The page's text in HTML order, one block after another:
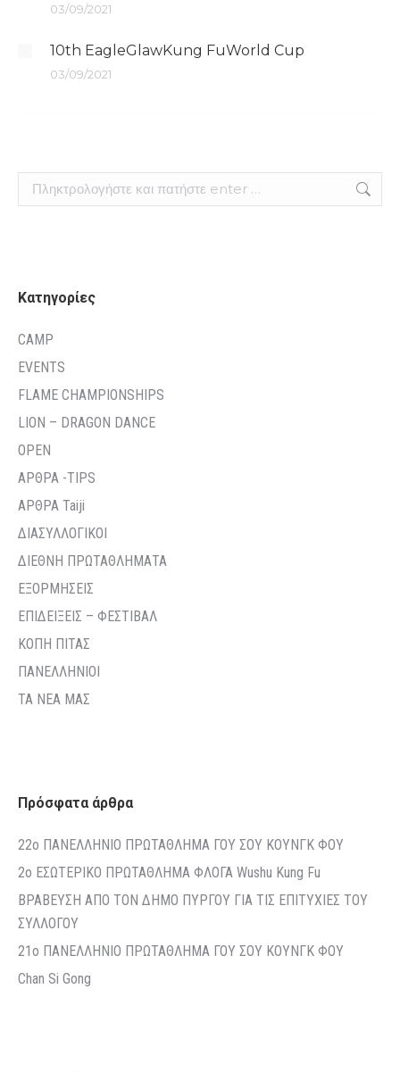
03/09/2021
10th EagleGlawKung FuWorld Cup
03/09/2021
Search:
Kατηγορίες
CAMP
EVENTS
FLAME CHAMPIONSHIPS
LION – DRAGON DANCE
OPEN
ΑΡΘΡΑ -TIPS
ΑΡΘΡΑ Taiji
ΔΙΑΣΥΛΛΟΓΙΚΟΙ
ΔΙΕΘΝΗ ΠΡΩΤΑΘΛΗΜΑΤΑ
ΕΞΟΡΜΗΣΕΙΣ
ΕΠΙΔΕΙΞΕΙΣ – ΦΕΣΤΙΒΑΛ
ΚΟΠΗ ΠΙΤΑΣ
ΠΑΝΕΛΛΗΝΙΟΙ
ΤΑ ΝΕΑ ΜΑΣ
Πρόσφατα άρθρα
22o ΠΑΝΕΛΛΗΝΙΟ ΠΡΩΤΑΘΛΗΜΑ ΓΟΥ ΣΟΥ ΚΟΥΝΓΚ ΦΟΥ
2ο ΕΣΩΤΕΡΙΚΟ ΠΡΩΤΑΘΛΗΜΑ ΦΛΟΓΑ Wushu Kung Fu
ΒΡΑΒΕΥΣΗ ΑΠΟ ΤΟΝ ΔΗΜΟ ΠΥΡΓΟΥ ΓΙΑ ΤΙΣ ΕΠΙΤΥΧΙΕΣ ΤΟΥ
ΣΥΛΛΟΓΟΥ
21o ΠΑΝΕΛΛΗΝΙΟ ΠΡΩΤΑΘΛΗΜΑ ΓΟΥ ΣΟΥ ΚΟΥΝΓΚ ΦΟΥ
Chan Si Gong